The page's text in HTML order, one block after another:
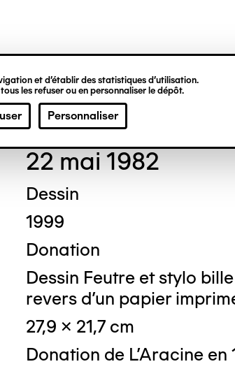
et d’établir des statistiques d’utilisation.
les refuser ou en personnaliser le dépôt.
Personnaliser
Ted
22 mai 1982
Dessin
1999
Donation
Dessin Feutre et stylo
revers d'un papier
27,9 x 21,7 cm
Donation de L'Aracine en